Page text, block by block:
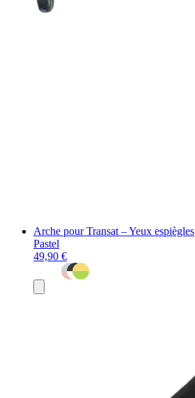
Arche pour Transat – Yeux espiègles
Pastel
49,90 €
au